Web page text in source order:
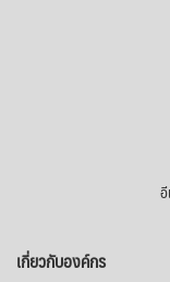
เกี่ยวกับองค์กร